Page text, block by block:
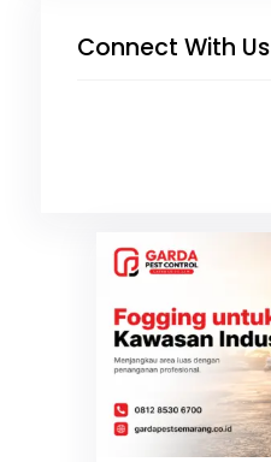
Connect With Us